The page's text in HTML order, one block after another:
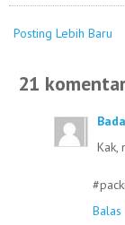
Posting Lebih Baru
21
Kak,
Balas